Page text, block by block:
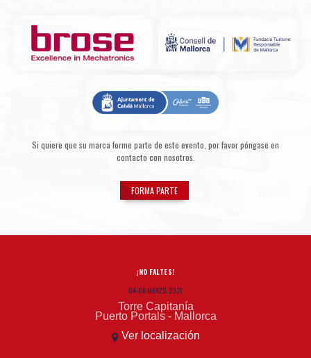
Si quiere que su marca forme parte de este evento, por favor póngase en
contacto con nosotros.
FORMA PARTE
¡NO FALTES!
04-06 MARZO, 2027
Torre Capitanía
Puerto Portals - Mallorca
Ver localización